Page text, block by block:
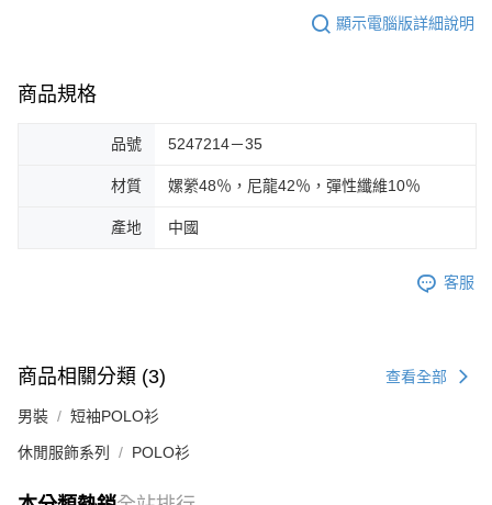
顯示電腦版詳細說明
商品規格
品號 5247214－35
材質 嫘縈48％，尼龍42％，彈性纖維10％
產地 中國
客服
商品相關分類 (3) 查看全部
男裝 短袖POLO衫
休閒服飾系列 POLO衫